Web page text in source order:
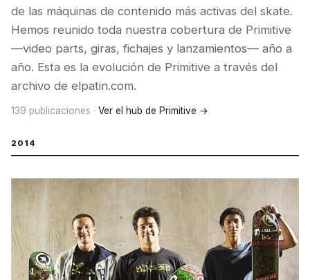
de las máquinas de contenido más activas del skate.
Hemos reunido toda nuestra cobertura de Primitive
—video parts, giras, fichajes y lanzamientos— año a
año. Esta es la evolución de Primitive a través del
archivo de elpatin.com.
139 publicaciones · Ver el hub de Primitive →
2014